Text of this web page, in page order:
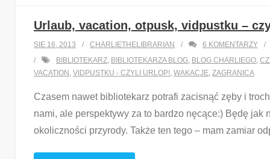
Urlaub, vacation, otpusk, vidpustku –
SIE 16, 2013 CHARLIETHELIBRARIAN 6 KOMENTARZY
BIBLIOTEKARZ, BIBLIOTEKARZA BLOG, BLOG CHARLIEGO,
VACATION , VIDPUSTKU - CZYLI URLOP!, WAKACJE, ZAGRANICA
Czasem nawet bibliotekarz potrafi zacisnąć zęby i
nami, ale perspektywy za to bardzo nęcące:) Będę
okoliczności przyrody. Także ten tego – mam zamiar